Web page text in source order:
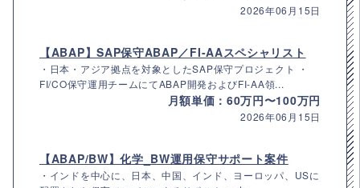
2026年06月15日
【ABAP】SAP保守ABAP／FI-AAスペシャリスト
・日本・アジア拠点を対象としたSAP保守プロジェクト ・
FI/CO保守運用チームにてABAP開発およびFI-AA領...
月額単価：60万円〜100万円
2026年06月15日
【ABAP/BW】化学_BW運用保守サポート案件
・インドを中心に、日本、中国、インド、ヨーロッパ、USに